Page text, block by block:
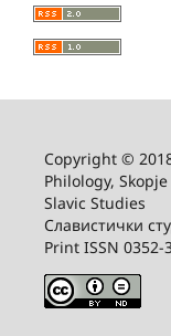
Copyright ©
Philology, Skopje
Slavic Studies
Славистички
Print ISSN 0352-